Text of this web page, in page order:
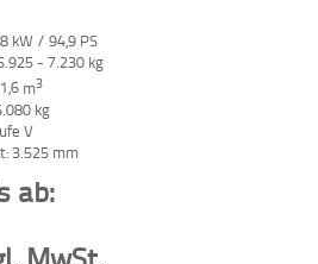
kW / 94,9 PS
- 7.230 kg
m3
kg
V
3.525 mm
ab: